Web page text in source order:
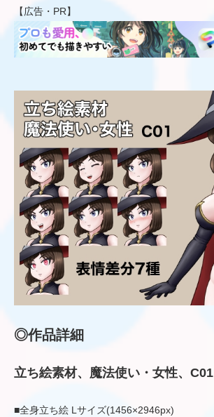
【広告・PR】
◎作品詳細
立ち絵素材、魔法使い・女性、C01
■全身立ち絵 Lサイズ(1456×2946px)